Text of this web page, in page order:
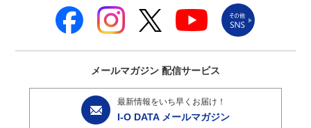
メールマガジン 配信サービス
最新情報をいち早くお届け！
I-O DATA メールマガジン